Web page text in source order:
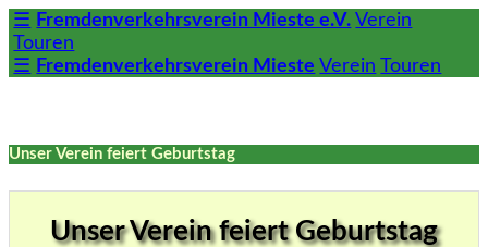
☰ Fremdenverkehrsverein Mieste e.V. Verein
Touren
☰ Fremdenverkehrsverein Mieste Verein Touren
Unser Verein feiert Geburtstag
Unser Verein feiert Geburtstag